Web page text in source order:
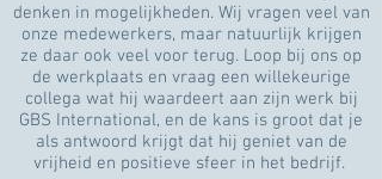
denken in mogelijkheden. Wij vragen veel van
onze medewerkers, maar natuurlijk krijgen
ze daar ook veel voor terug. Loop bij ons op
de werkplaats en vraag een willekeurige
collega wat hij waardeert aan zijn werk bij
GBS International, en de kans is groot dat je
als antwoord krijgt dat hij geniet van de
vrijheid en positieve sfeer in het bedrijf.